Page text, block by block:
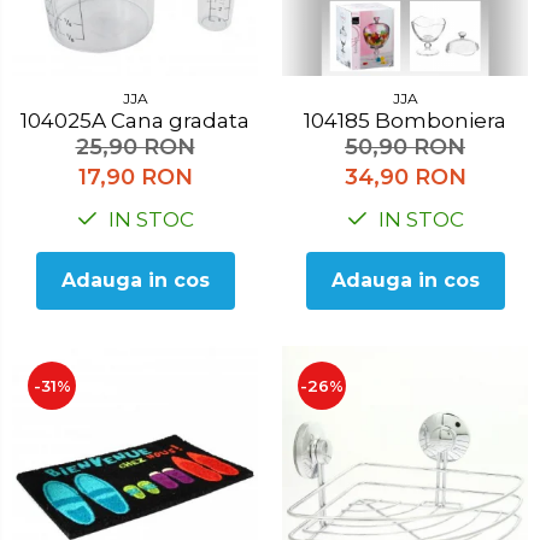
Accesorii pentru toaleta
Bare si carlige pentru prosoape
Polite baie
Uscatoare rufe
Bucatarie
Burete bucatarie
Decoratiuni
Decoratiuni perete
Depozitare
Carlige si agatatoare
Cutii si cosuri pentru depozitare
JJA
104025A Cana gradata
25,90 RON
17,90 RON
IN STOC
Adauga in cos
JJA
104185 Bomboniera
50,90 RON
34,90 RON
IN STOC
Adauga in cos
-31% -26%